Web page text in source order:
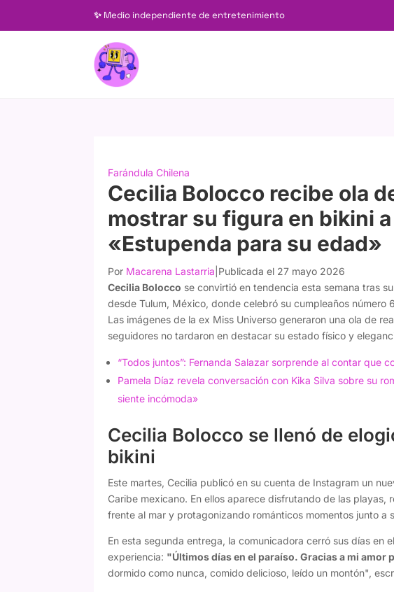
✨ Medio independiente de entretenimiento
Farándula Chilena
Cecilia Bolocco recibe ola
mostrar su figura en bikini a
«Estupenda para su edad»
Por Macarena Lastarria Publicada el 27 mayo 2026
Cecilia Bolocco se convirtió en tendencia esta semana tras
desde Tulum, México, donde celebró su cumpleaños número
Las imágenes de la ex Miss Universo generaron una ola de
seguidores no tardaron en destacar su estado físico y
“Todos juntos”: Fernanda Salazar sorprende al contar que
Pamela Díaz revela conversación con Kika Silva sobre su
siente incómoda»
Cecilia Bolocco se llenó de
bikini
Este martes, Cecilia publicó en su cuenta de Instagram un
Caribe mexicano. En ellos aparece disfrutando de las playas,
frente al mar y protagonizando románticos momentos junto a
En esta segunda entrega, la comunicadora cerró sus días en
experiencia: "Últimos días en el paraíso. Gracias a mi amor
dormido como nunca, comido delicioso, leído un montón",